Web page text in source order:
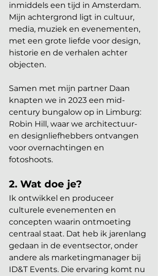
inmiddels een tijd in Amsterdam.
Mijn achtergrond ligt in cultuur,
media, muziek en evenementen,
met een grote liefde voor design,
historie en de verhalen achter
objecten.
Samen met mijn partner Daan
knapten we in 2023 een mid-
century bungalow op in Limburg:
Robin Hill, waar we architectuur-
en designliefhebbers ontvangen
voor overnachtingen en
fotoshoots.
2. Wat doe je?
Ik ontwikkel en produceer
culturele evenementen en
concepten waarin ontmoeting
centraal staat. Dat heb ik jarenlang
gedaan in de eventsector, onder
andere als marketingmanager bij
ID&T Events. Die ervaring komt nu